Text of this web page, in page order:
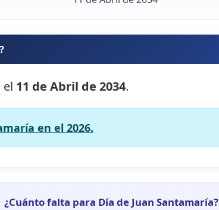
el 11 de Abril de 2034.
en el 2026.
¿Cuánto falta para Día de Juan Santamaría?